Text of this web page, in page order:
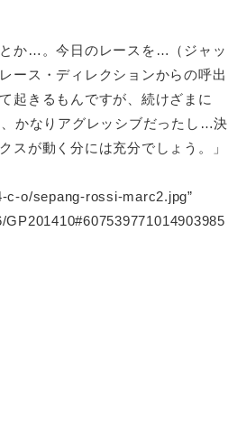
か…。今日のレースを…（ジャッ
ース・ディレクションからの呼出
起きるもんですが、続けざまに
かなりアグレッシブだったし…決
スが動く分には充分でしょう。」
c-o/sepang-rossi-marc2.jpg”